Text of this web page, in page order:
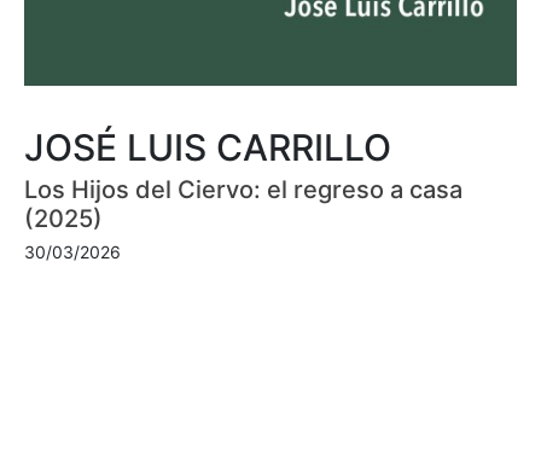
JOSÉ LUIS CARRILLO
Los Hijos del Ciervo: el regreso a casa
(2025)
30/03/2026